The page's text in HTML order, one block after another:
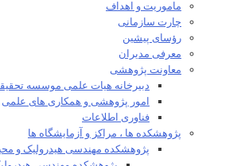
ماموریت و اهداف
چارت سازمانی
رؤسای پیشین
معرفی مدیران
معاونت پژوهشی
دبیرخانه هیات علمی موسسه
امور پژوهشی و همکاری های علمی
فناوری اطلاعات
پژوهشکده ها ، مراکز و آزمایشگاه ها
پژوهشکده مهندسی هیدرولیک و